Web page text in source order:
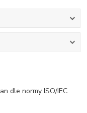
dle normy ISO/IEC